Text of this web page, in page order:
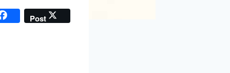
Post